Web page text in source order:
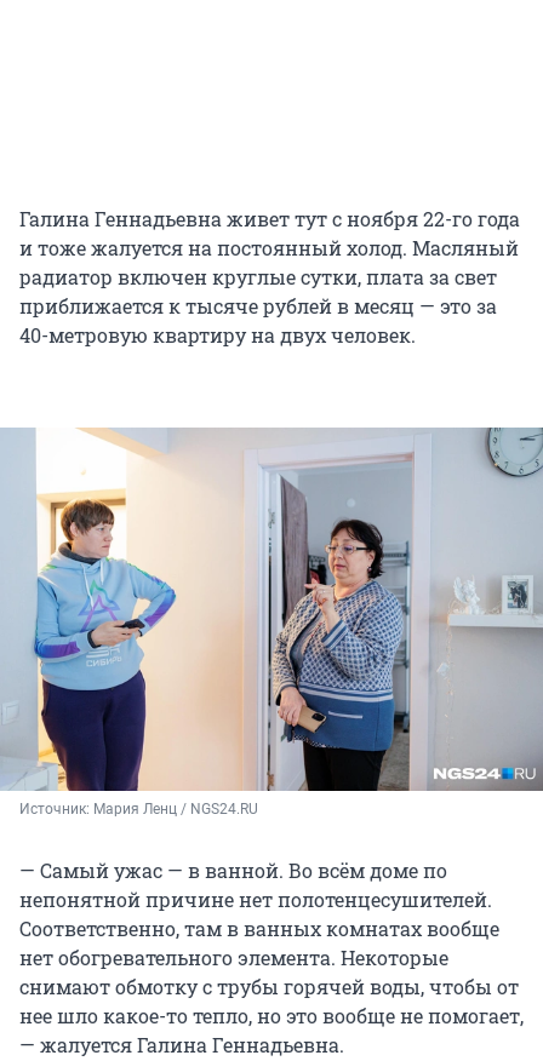
Галина Геннадьевна живет тут с ноября 22-го года
и тоже жалуется на постоянный холод. Масляный
радиатор включен круглые сутки, плата за свет
приближается к тысяче рублей в месяц — это за
40-метровую квартиру на двух человек.
Источник: Мария Ленц / NGS24.RU
— Самый ужас — в ванной. Во всём доме по
непонятной причине нет полотенцесушителей.
Соответственно, там в ванных комнатах вообще
нет обогревательного элемента. Некоторые
снимают обмотку с трубы горячей воды, чтобы от
нее шло какое-то тепло, но это вообще не помогает,
— жалуется Галина Геннадьевна.